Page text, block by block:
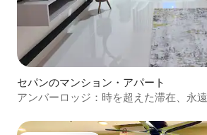
セパンのマンション・アパート
アンバーロッジ：時を超えた滞在、永